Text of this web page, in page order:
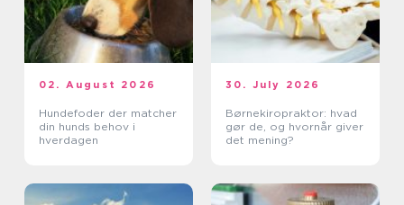
02. August 2026
Hundefoder der matcher
din hunds behov i
hverdagen
30. July 2026
Børnekiropraktor: hvad
gør de, og hvornår giver
det mening?